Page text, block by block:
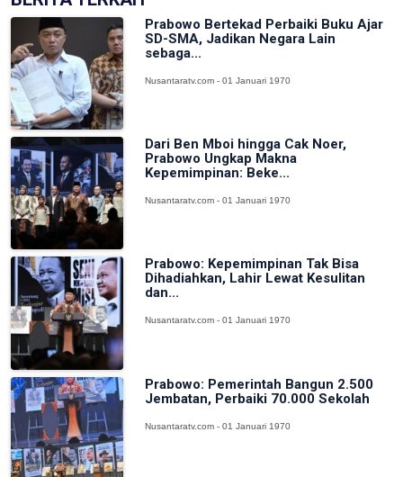
Prabowo Bertekad Perbaiki Buku Ajar
SD-SMA, Jadikan Negara Lain
sebaga...
Nusantaratv.com - 01 Januari 1970
Dari Ben Mboi hingga Cak Noer,
Prabowo Ungkap Makna
Kepemimpinan: Beke...
Nusantaratv.com - 01 Januari 1970
Prabowo: Kepemimpinan Tak Bisa
Dihadiahkan, Lahir Lewat Kesulitan
dan...
Nusantaratv.com - 01 Januari 1970
Prabowo: Pemerintah Bangun 2.500
Jembatan, Perbaiki 70.000 Sekolah
Nusantaratv.com - 01 Januari 1970